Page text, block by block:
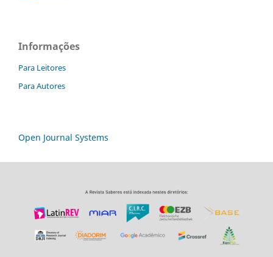
Informações
Para Leitores
Para Autores
Open Journal Systems